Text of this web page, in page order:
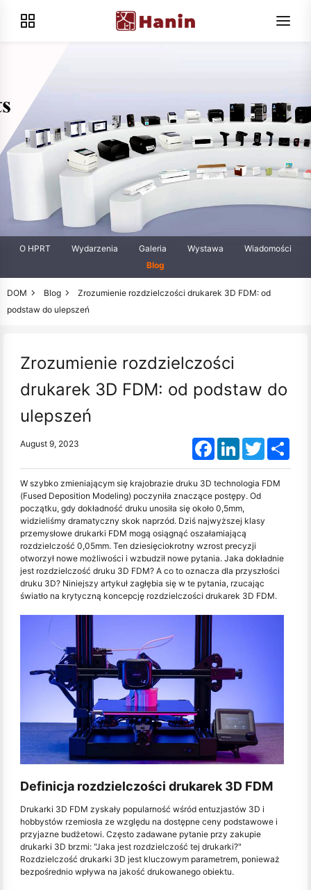
O HPRT Wydarzenia Galeria Wystawa
Wiadomości
Blog
DOM Blog
Zrozumienie rozdzielczości drukarek 3D FDM: od
podstaw do ulepszeń
Zrozumienie rozdzielczości
drukarek 3D FDM: od podstaw do
ulepszeń
August 9, 2023 FacebookLinkedInTwitter
W szybko zmieniającym się krajobrazie druku 3D technologia FDM
(Fused Deposition Modeling) poczyniła znaczące postępy. Od
początku, gdy dokładność druku unosiła się około 0,5mm,
widzieliśmy dramatyczny skok naprzód. Dziś najwyższej klasy
przemysłowe drukarki FDM mogą osiągnąć oszałamiającą
rozdzielczość 0,05mm. Ten dziesięciokrotny wzrost precyzji
otworzył nowe możliwości i wzbudził nowe pytania. Jaka dokładnie
jest rozdzielczość druku 3D FDM? A co to oznacza dla przyszłości
druku 3D? Niniejszy artykuł zagłębia się w te pytania, rzucając
światło na krytyczną koncepcję rozdzielczości drukarek 3D FDM.
Definicja rozdzielczości drukarek 3D FDM
Drukarki 3D FDM zyskały popularność wśród entuzjastów 3D i
hobbystów rzemiosła ze względu na dostępne ceny podstawowe i
przyjazne budżetowi. Często zadawane pytanie przy zakupie
drukarki 3D brzmi: "Jaka jest rozdzielczość tej drukarki?"
Rozdzielczość drukarki 3D jest kluczowym parametrem, ponieważ
bezpośrednio wpływa na jakość drukowanego obiektu.